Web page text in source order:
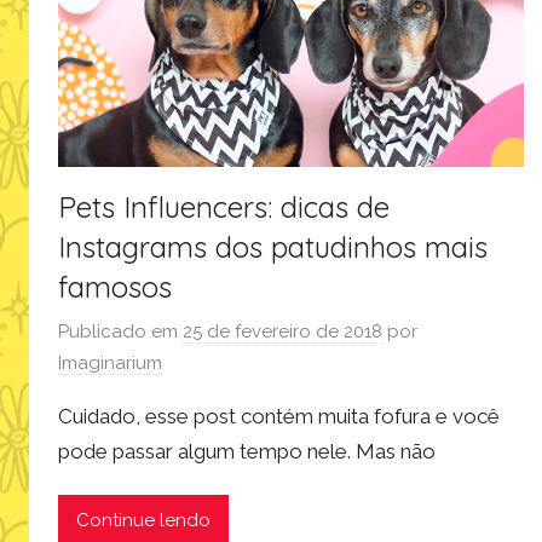
Pets Influencers: dicas de
Instagrams dos patudinhos mais
famosos
Publicado em 25 de fevereiro de 2018 por
Imaginarium
Cuidado, esse post contém muita fofura e você
pode passar algum tempo nele. Mas não
Continue lendo